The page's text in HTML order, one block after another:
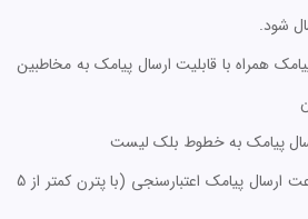
شود.
همراه با قابلیت ارسال پیامک به مخاطبین
پیامک به خطوط بلک لیست
پنل پیامک با بالاترین سرعت ارسال پیامک اعتبارسنجی (با پترن کمتر از 5